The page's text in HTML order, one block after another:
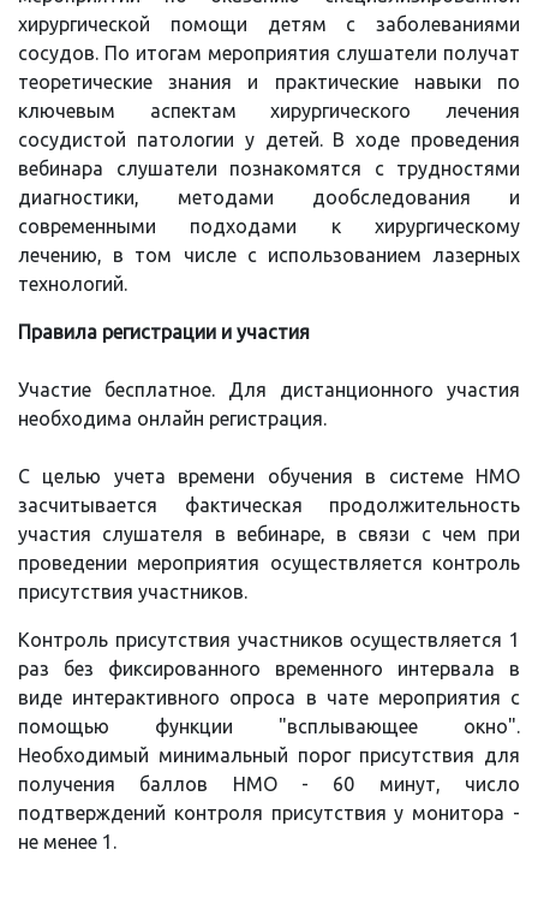
хирургической помощи детям с заболеваниями
сосудов. По итогам мероприятия слушатели получат
теоретические знания и практические навыки по
ключевым аспектам хирургического лечения
сосудистой патологии у детей. В ходе проведения
вебинара слушатели познакомятся с трудностями
диагностики, методами дообследования и
современными подходами к хирургическому
лечению, в том числе с использованием лазерных
технологий.
Правила регистрации и участия
Участие бесплатное. Для дистанционного участия
необходима онлайн регистрация.
С целью учета времени обучения в системе НМО
засчитывается фактическая продолжительность
участия слушателя в вебинаре, в связи с чем при
проведении мероприятия осуществляется контроль
присутствия участников.
Контроль присутствия участников осуществляется 1
раз без фиксированного временного интервала в
виде интерактивного опроса в чате мероприятия с
помощью функции "всплывающее окно".
Необходимый минимальный порог присутствия для
получения баллов НМО - 60 минут, число
подтверждений контроля присутствия у монитора -
не менее 1.